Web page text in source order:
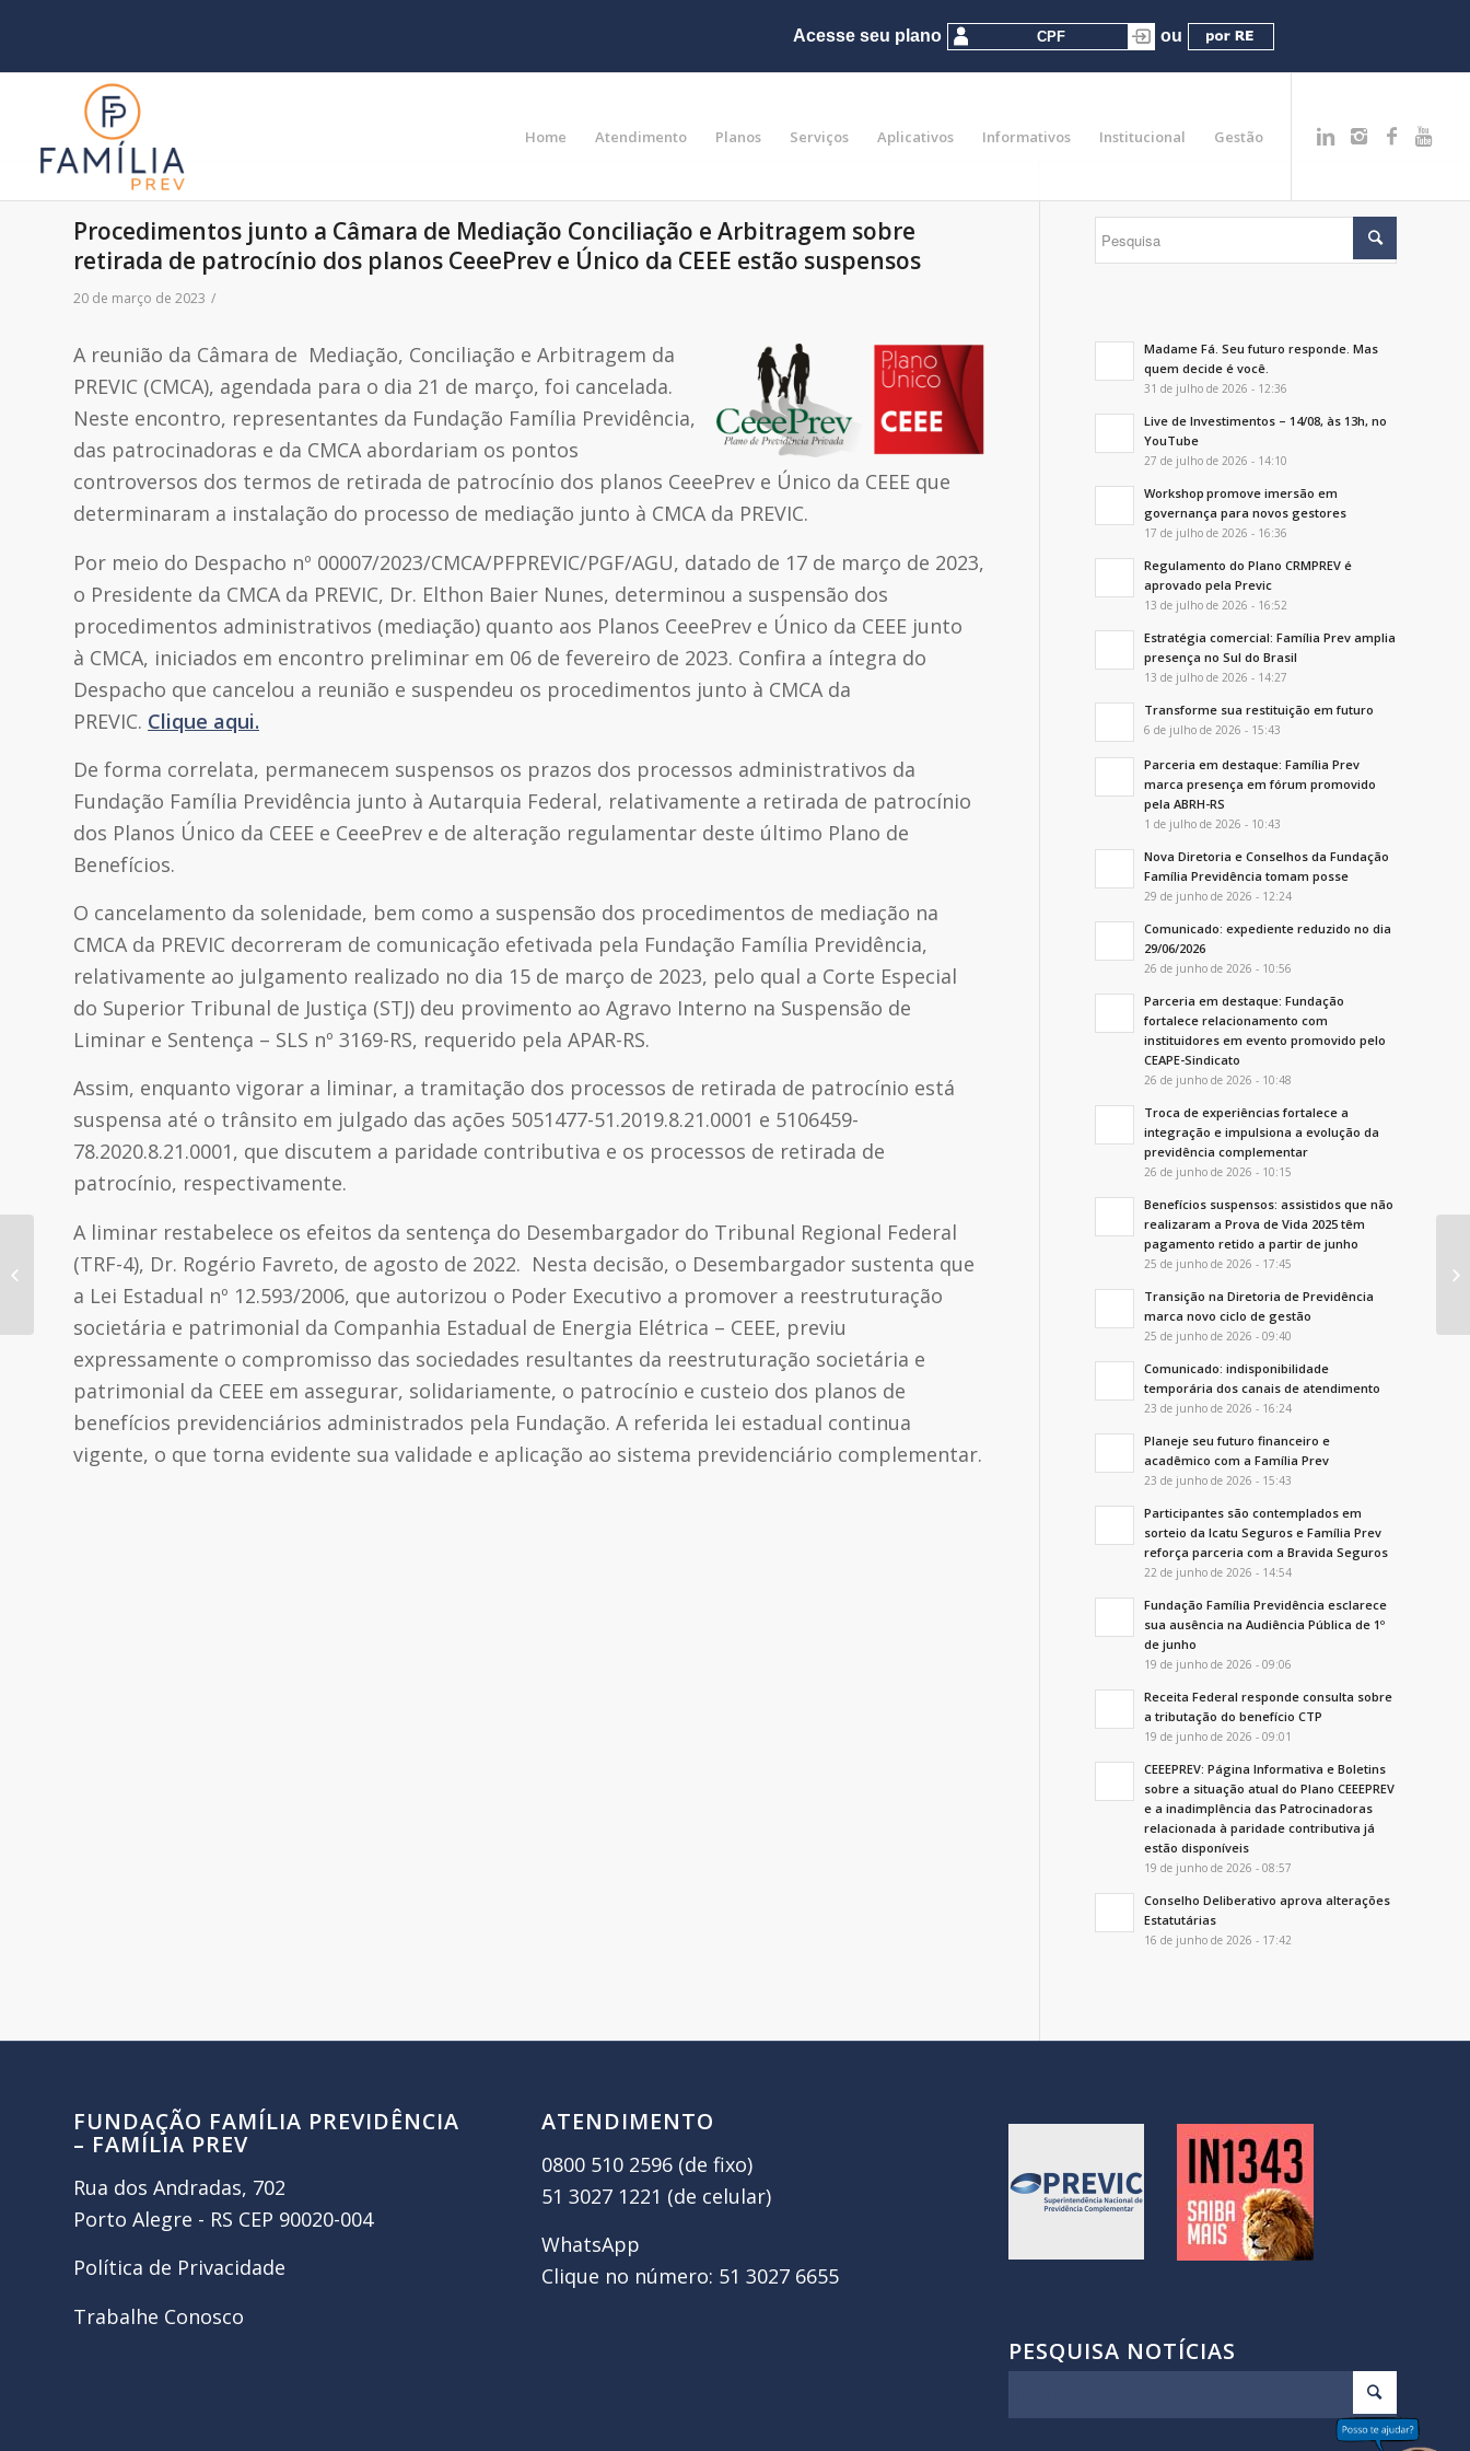
Home Atendimento Planos Serviços Aplicativos Informativos Institucional Gestão
Procedimentos junto a Câmara de Mediação Conciliação e Arbitragem sobre
retirada de patrocínio dos planos CeeePrev e Único da CEEE estão suspensos
20 de março de 2023 /
A reunião da Câmara de Mediação, Conciliação e Arbitragem da
PREVIC (CMCA), agendada para o dia 21 de março, foi cancelada.
Neste encontro, representantes da Fundação Família Previdência,
das patrocinadoras e da CMCA abordariam os pontos
controversos dos termos de retirada de patrocínio dos planos CeeePrev e Único da CEEE que
determinaram a instalação do processo de mediação junto à CMCA da PREVIC.
Por meio do Despacho nº 00007/2023/CMCA/PFPREVIC/PGF/AGU, datado de 17 de março de 2023,
o Presidente da CMCA da PREVIC, Dr. Elthon Baier Nunes, determinou a suspensão dos
procedimentos administrativos (mediação) quanto aos Planos CeeePrev e Único da CEEE junto
à CMCA, iniciados em encontro preliminar em 06 de fevereiro de 2023. Confira a íntegra do
Despacho que cancelou a reunião e suspendeu os procedimentos junto à CMCA da
PREVIC. Clique aqui.
De forma correlata, permanecem suspensos os prazos dos processos administrativos da
Fundação Família Previdência junto à Autarquia Federal, relativamente a retirada de patrocínio
dos Planos Único da CEEE e CeeePrev e de alteração regulamentar deste último Plano de
Benefícios.
O cancelamento da solenidade, bem como a suspensão dos procedimentos de mediação na
CMCA da PREVIC decorreram de comunicação efetivada pela Fundação Família Previdência,
relativamente ao julgamento realizado no dia 15 de março de 2023, pelo qual a Corte Especial
do Superior Tribunal de Justiça (STJ) deu provimento ao Agravo Interno na Suspensão de
Liminar e Sentença – SLS nº 3169-RS, requerido pela APAR-RS.
Assim, enquanto vigorar a liminar, a tramitação dos processos de retirada de patrocínio está
suspensa até o trânsito em julgado das ações 5051477-51.2019.8.21.0001 e 5106459-
78.2020.8.21.0001, que discutem a paridade contributiva e os processos de retirada de
patrocínio, respectivamente.
A liminar restabelece os efeitos da sentença do Desembargador do Tribunal Regional Federal
(TRF-4), Dr. Rogério Favreto, de agosto de 2022. Nesta decisão, o Desembargador sustenta que
a Lei Estadual nº 12.593/2006, que autorizou o Poder Executivo a promover a reestruturação
societária e patrimonial da Companhia Estadual de Energia Elétrica – CEEE, previu
expressamente o compromisso das sociedades resultantes da reestruturação societária e
patrimonial da CEEE em assegurar, solidariamente, o patrocínio e custeio dos planos de
benefícios previdenciários administrados pela Fundação. A referida lei estadual continua
vigente, o que torna evidente sua validade e aplicação ao sistema previdenciário complementar.
Madame Fá. Seu futuro responde. Mas
quem decide é você.
31 de julho de 2026 - 12:36
Live de Investimentos – 14/08, às 13h, no
YouTube
27 de julho de 2026 - 14:10
Workshop promove imersão em
governança para novos gestores
17 de julho de 2026 - 16:36
Regulamento do Plano CRMPREV é
aprovado pela Previc
13 de julho de 2026 - 16:52
Estratégia comercial: Família Prev amplia
presença no Sul do Brasil
13 de julho de 2026 - 14:27
Transforme sua restituição em futuro
6 de julho de 2026 - 15:43
Parceria em destaque: Família Prev
marca presença em fórum promovido
pela ABRH-RS
1 de julho de 2026 - 10:43
Nova Diretoria e Conselhos da Fundação
Família Previdência tomam posse
29 de junho de 2026 - 12:24
Comunicado: expediente reduzido no dia
29/06/2026
26 de junho de 2026 - 10:56
Parceria em destaque: Fundação
fortalece relacionamento com
instituidores em evento promovido pelo
CEAPE-Sindicato
26 de junho de 2026 - 10:48
Troca de experiências fortalece a
integração e impulsiona a evolução da
previdência complementar
26 de junho de 2026 - 10:15
Benefícios suspensos: assistidos que não
realizaram a Prova de Vida 2025 têm
pagamento retido a partir de junho
25 de junho de 2026 - 17:45
Transição na Diretoria de Previdência
marca novo ciclo de gestão
25 de junho de 2026 - 09:40
Comunicado: indisponibilidade
temporária dos canais de atendimento
23 de junho de 2026 - 16:24
Planeje seu futuro financeiro e
acadêmico com a Família Prev
23 de junho de 2026 - 15:43
Participantes são contemplados em
sorteio da Icatu Seguros e Família Prev
reforça parceria com a Bravida Seguros
22 de junho de 2026 - 14:54
Fundação Família Previdência esclarece
sua ausência na Audiência Pública de 1º
de junho
19 de junho de 2026 - 09:06
Receita Federal responde consulta sobre
a tributação do benefício CTP
19 de junho de 2026 - 09:01
CEEEPREV: Página Informativa e Boletins
sobre a situação atual do Plano CEEEPREV
e a inadimplência das Patrocinadoras
relacionada à paridade contributiva já
estão disponíveis
19 de junho de 2026 - 08:57
Conselho Deliberativo aprova alterações
Estatutárias
16 de junho de 2026 - 17:42
FUNDAÇÃO FAMÍLIA PREVIDÊNCIA
– FAMÍLIA PREV
Rua dos Andradas, 702
Porto Alegre - RS CEP 90020-004
Política de Privacidade
Trabalhe Conosco
ATENDIMENTO
0800 510 2596 (de fixo)
51 3027 1221 (de celular)
WhatsApp
Clique no número: 51 3027 6655
PESQUISA NOTÍCIAS
Fundação Família Previdência
restabelece...